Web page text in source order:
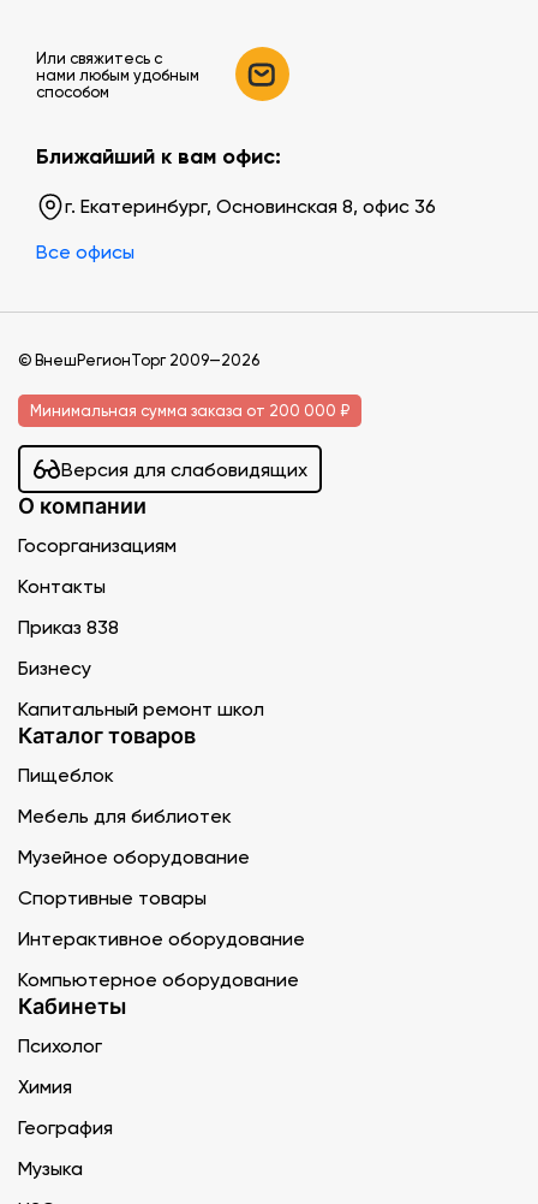
Или свяжитесь c
нами любым удобным
способом
Ближайший к вам офис:
г. Екатеринбург, Основинская 8, офис 36
Все офисы
© ВнешРегионТорг 2009—2026
Минимальная сумма заказа от 200 000 ₽
Версия для слабовидящих
О компании
Госорганизациям
Контакты
Приказ 838
Бизнесу
Капитальный ремонт школ
Каталог товаров
Пищеблок
Мебель для библиотек
Музейное оборудование
Спортивные товары
Интерактивное оборудование
Компьютерное оборудование
Кабинеты
Психолог
Химия
География
Музыка